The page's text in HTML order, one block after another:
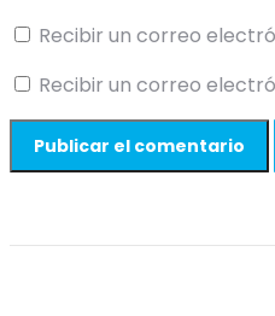
Recibir un correo
Recibir un correo